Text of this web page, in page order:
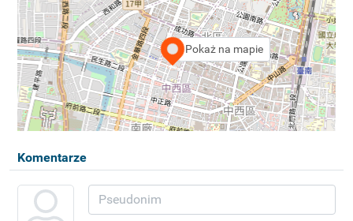
Pokaż na mapie
Komentarze